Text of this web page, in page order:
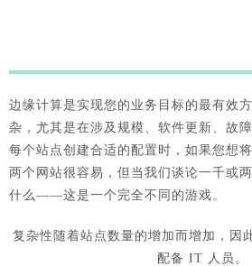
边缘计算是实现您的业务目标的最有效
杂，尤其是在涉及规模、软件更新、故
每个站点创建合适的配置时，如果您想
两个网站很容易，但当我们谈论一千或
什么——这是一个完全不同的游戏。
复杂性随着站点数量的增加而增加，因
配备 IT 人员。